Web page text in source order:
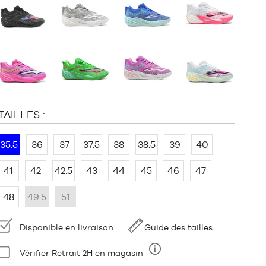
:
35.5 36 37 37.5 38 38.5 39 40
41 42 42.5 43 44 45 46 47
48 49.5 51
Disponible en livraison Guide des tailles
Vérifier Retrait 2H en magasin